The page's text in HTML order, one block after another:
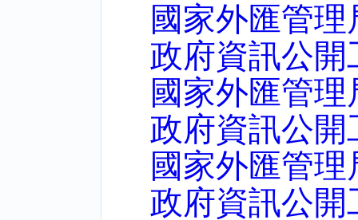
國家外匯管
政府資訊公開
國家外匯管
政府資訊公開
國家外匯管
政府資訊公開